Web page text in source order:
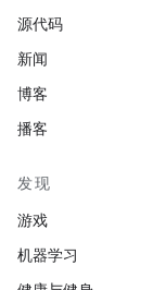
源代码
新闻
博客
播客
发现
游戏
机器学习